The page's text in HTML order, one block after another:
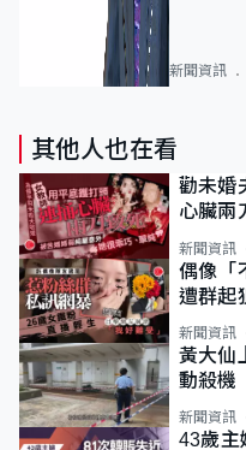
新聞資訊
其他人也在看
勸未婚
心臟兩
新聞資訊
偶像「
遭群起
新聞資訊
黃大仙
動殺機
斃
新聞資訊
43歲